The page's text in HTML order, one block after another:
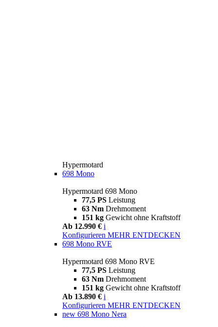
Hypermotard
698 Mono
Hypermotard 698 Mono
77,5 PS Leistung
63 Nm Drehmoment
151 kg Gewicht ohne Kraftstoff
Ab 12.990 € i
Konfigurieren MEHR ENTDECKEN
698 Mono RVE
Hypermotard 698 Mono RVE
77,5 PS Leistung
63 Nm Drehmoment
151 kg Gewicht ohne Kraftstoff
Ab 13.890 € i
Konfigurieren MEHR ENTDECKEN
new 698 Mono Nera